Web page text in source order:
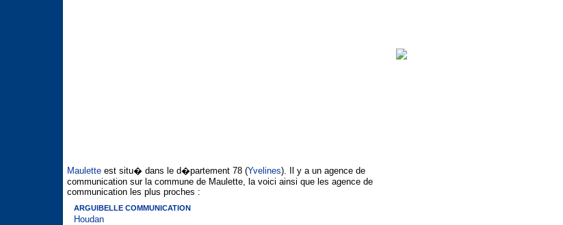
Maulette est situ� dans le d�partement 78 (Yvelines). Il y a un agence de
communication sur la commune de Maulette, la voici ainsi que les agence de
communication les plus proches :
ARGUIBELLE COMMUNICATION
Houdan